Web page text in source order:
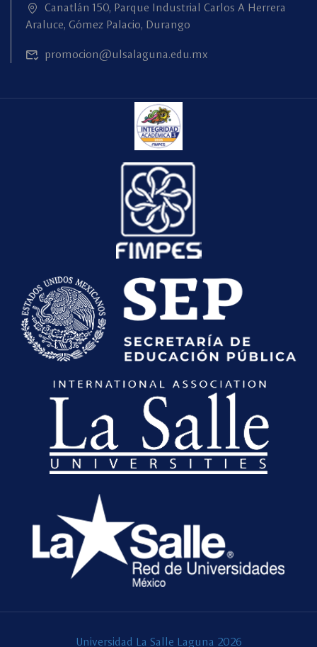
Canatlán 150, Parque Industrial Carlos A Herrera
Araluce, Gómez Palacio, Durango
promocion@ulsalaguna.edu.mx
Universidad La Salle Laguna 2026